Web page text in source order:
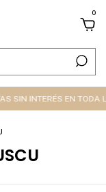
0
EN TODA LA WEB 🔥